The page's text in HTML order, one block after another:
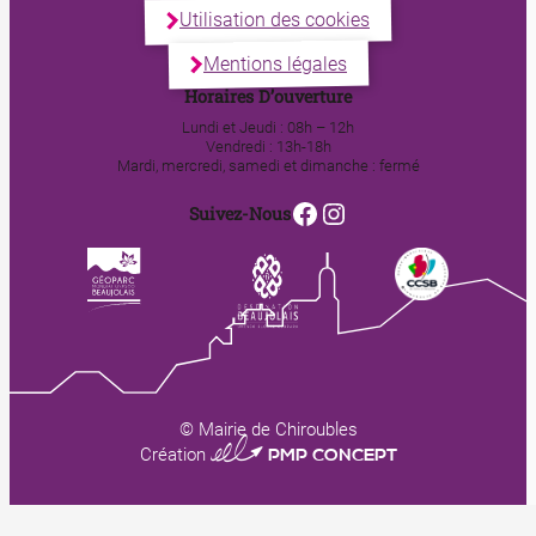
Utilisation des cookies
Mentions légales
Horaires D’ouverture
Lundi et Jeudi : 08h – 12h
Vendredi : 13h-18h
Mardi, mercredi, samedi et dimanche : fermé
Suivez-NousFacebook
Instagram
© Mairie de Chiroubles
Création 0123 PMP CONCEPT